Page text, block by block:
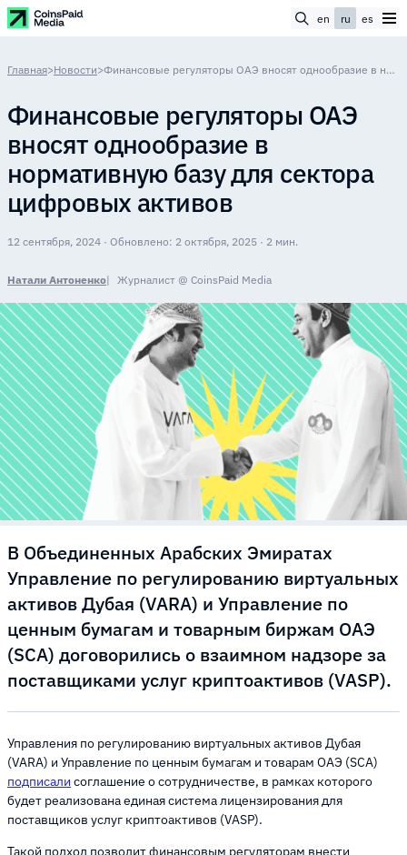
en ru es
Главная>Новости> Финансовые регуляторы ОАЭ вносят однообразие в нормативную базу для сектора цифровых активов
Финансовые регуляторы ОАЭ
вносят однообразие в
нормативную базу для сектора
цифровых активов
12 сентября, 2024 · Обновлено: 2 октября, 2025 · 2 мин.
Натали Антоненко Журналист @ CoinsPaid Media
В Объединенных Арабских Эмиратах
Управление по регулированию виртуальных
активов Дубая (VARA) и Управление по
ценным бумагам и товарным биржам ОАЭ
(SCA) договорились о взаимном надзоре за
поставщиками услуг криптоактивов (VASP).
Управления по регулированию виртуальных активов Дубая
(VARA) и Управление по ценным бумагам и товарам ОАЭ (SCA)
подписали соглашение о сотрудничестве, в рамках которого
будет реализована единая система лицензирования для
поставщиков услуг криптоактивов (VASP).
Такой подход позволит финансовым регуляторам внести